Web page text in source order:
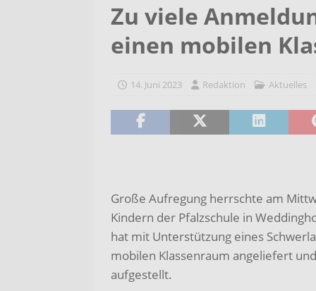
[ 4. August 2026 ] Start in das
AKTUELLES
Kaczmarek besucht Gerhart-
[ 5. August 2026 ] Bargeldlose
möglich
AKTUELLES
Zu viele
einen mobilen
14. Juni 2023 Redaktion Aktuelles
Große Aufregung herrschte am
Kindern der Pfalzschule in
hat mit Unterstützung eines
mobilen Klassenraum angeliefert
aufgestellt.